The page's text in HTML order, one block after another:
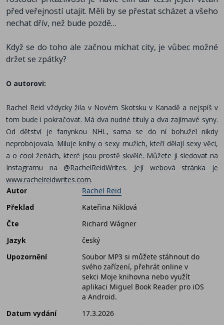
před veřejností utajit. Měli by se přestat scházet a všeho
nechat dřív, než bude pozdě…
Když se do toho ale začnou míchat city, je vůbec možné
držet se zpátky?
O autorovi:
Rachel Reid vždycky žila v Novém Skotsku v Kanadě a nejspíš v
tom bude i pokračovat. Má dva nudné tituly a dva zajímavé syny.
Od dětství je fanynkou NHL, sama se do ní bohužel nikdy
neprobojovala. Miluje knihy o sexy mužích, kteří dělají sexy věci,
a o cool ženách, které jsou prostě skvělé. Můžete ji sledovat na
Instagramu na @RachelReidWrites. Její webová stránka je
www.rachelreidwrites.com.
Autor
Rachel Reid
Překlad
Kateřina Niklová
Čte
Richard Wágner
Jazyk
český
Upozornění
Soubor MP3 si můžete stáhnout do
svého zařízení, přehrát online v
sekci Moje knihovna nebo využít
aplikaci Miguel Book Reader pro iOS
a Android.
Datum vydání
17.3.2026